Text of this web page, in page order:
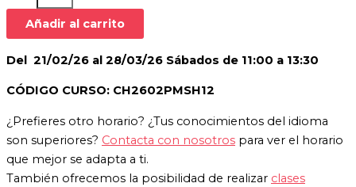
Añadir al carrito
Del 21/02/26 al 28/03/26 Sábados de 11:00 a 13:30
CÓDIGO CURSO: CH2602PMSH12
¿Prefieres otro horario? ¿Tus conocimientos del idioma
son superiores? Contacta con nosotros para ver el horario
que mejor se adapta a ti.
También ofrecemos la posibilidad de realizar clases